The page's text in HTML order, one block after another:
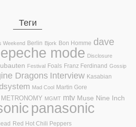
Теги
Weekend Berlin Bjork Bon Homme dave
mode Disclosure
Festival Foals Franz Ferdinand Gossip
Dragons Interview Kasabian
Mad Cool Martin Gore
METRONOMY MGMT mtv Muse Nine Inch
panasonic
Red Hot Chili Peppers